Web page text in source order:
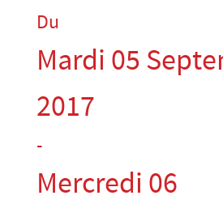
Du
Mardi 05
2017
-
Mercredi 06